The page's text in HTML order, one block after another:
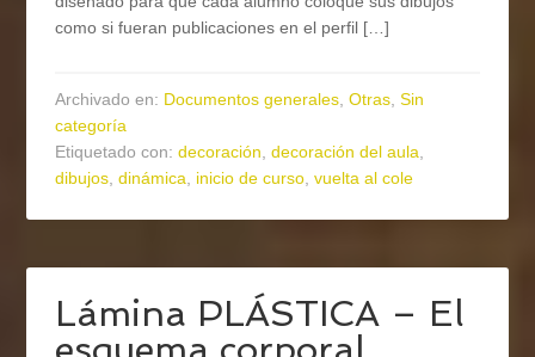
como si fueran publicaciones en el perfil […]
Archivado en: Documentos generales,Otras,Sin
categoría
Etiquetado con:decoración,decoración del aula,
dibujos,dinámica, inicio de curso,vuelta al cole
Lámina PLÁSTICA – El